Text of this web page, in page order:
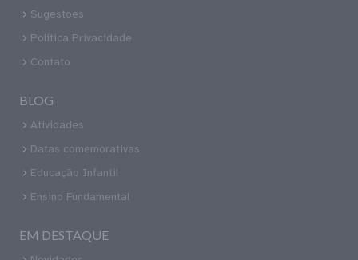
Sugestoes
Política Privacidade
Contato
BLOG
Atividades
Datas comemorativas
Educação Infantil
Ensino Fundamental
EM DESTAQUE